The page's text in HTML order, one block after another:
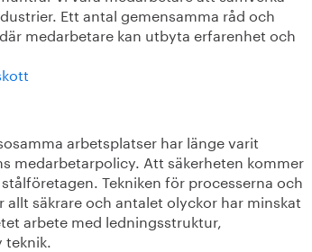
Ett antal gemensamma råd och
medarbetare kan utbyta erfarenhet och
arbetsplatser har länge varit
medarbetarpolicy. Att säkerheten kommer
Tekniken för processerna och
säkrare och antalet olyckor har minskat
arbete med ledningsstruktur,